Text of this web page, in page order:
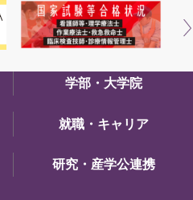
学部・大学院
就職・キャリア
研究・産学公連携